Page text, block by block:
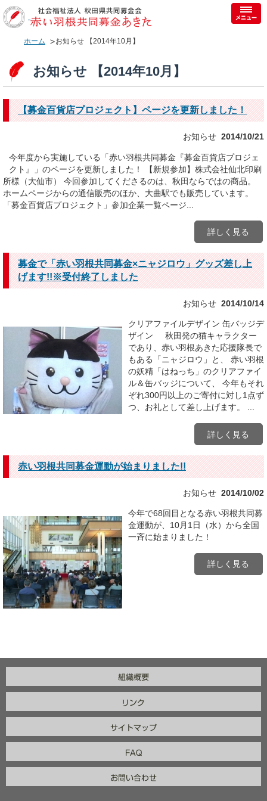
ホーム お知らせ 【2014年10月】
お知らせ 【2014年10月】
【募金百貨店プロジェクト】ページを更新しました！
お知らせ 2014/10/21
今年度から実施している「赤い羽根共同募金『募金百貨店プロジェ
クト』」のページを更新しました！ 【新規参加】株式会社仙北印刷
所様（大仙市） 今回参加してくださるのは、秋田ならではの商品。
ホームページからの通信販売のほか、大曲駅でも販売しています。
「募金百貨店プロジェクト」参加企業一覧ページ...
詳しく見る
募金で「赤い羽根共同募金×ニャジロウ」グッズ差し上
げます!!※受付終了しました
お知らせ 2014/10/14
クリアファイルデザイン 缶バッジデ
ザイン 秋田発の猫キャラクター
であり、赤い羽根あきた応援隊長で
もある「ニャジロウ」と、 赤い羽根
の妖精「はねっち」のクリアファイ
ル＆缶バッジについて、 今年もそれ
ぞれ300円以上のご寄付に対し1点ず
つ、お礼として差し上げます。 ...
詳しく見る
赤い羽根共同募金運動が始まりました!!
お知らせ 2014/10/02
今年で68回目となる赤い羽根共同募
金運動が、10月1日（水）から全国
一斉に始まりました！
詳しく見る